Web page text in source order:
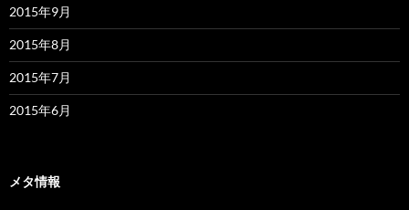
2015年9月
2015年8月
2015年7月
2015年6月
メタ情報